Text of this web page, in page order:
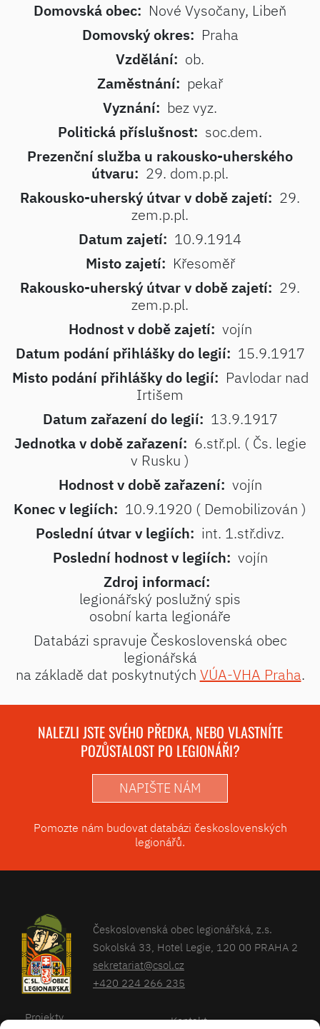
Domovská obec: Nové Vysočany, Libeň
Domovský okres: Praha
Vzdělání: ob.
Zaměstnání: pekař
Vyznání: bez vyz.
Politická příslušnost: soc.dem.
Prezenční služba u rakousko-uherského
útvaru: 29. dom.p.pl.
Rakousko-uherský útvar v době zajetí: 29.
zem.p.pl.
Datum zajetí: 10.9.1914
Misto zajetí: Křesoměř
Rakousko-uherský útvar v době zajetí: 29.
zem.p.pl.
Hodnost v době zajetí: vojín
Datum podání přihlášky do legií: 15.9.1917
Misto podání přihlášky do legií: Pavlodar nad
Irtišem
Datum zařazení do legií: 13.9.1917
Jednotka v době zařazení: 6.stř.pl. ( Čs. legie
v Rusku )
Hodnost v době zařazení: vojín
Konec v legiích: 10.9.1920 ( Demobilizován )
Poslední útvar v legiích: int. 1.stř.divz.
Poslední hodnost v legiích: vojín
Zdroj informací:
legionářský poslužný spis
osobní karta legionáře
Databázi spravuje Československá obec
legionářská
na základě dat poskytnutých VÚA-VHA Praha.
NALEZLI JSTE SVÉHO PŘEDKA, NEBO VLASTNÍTE
POZŮSTALOST PO LEGIONÁŘI?
NAPIŠTE NÁM
Pomozte nám budovat databázi československých
legionářů.
Československá obec legionářská, z.s.
Sokolská 33, Hotel Legie, 120 00 PRAHA 2
sekretariat@csol.cz
+420 224 266 235
Projekty Kontakt